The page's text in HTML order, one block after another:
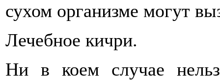
сухом организме могут
Лечебное кичри.
Ни в коем случае